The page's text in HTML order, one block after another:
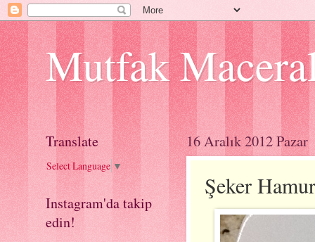
Mutfak
16 Aralık 2012 Pazar
Şeker
Translate
Select Language ▼
Instagram'da takip
edin!